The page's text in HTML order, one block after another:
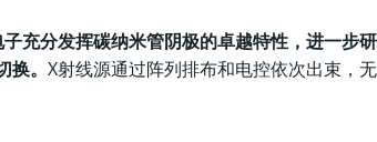
充分发挥碳纳米管阴极的卓越特性，进一步
。 X射线源通过阵列排布和电控依次出束，